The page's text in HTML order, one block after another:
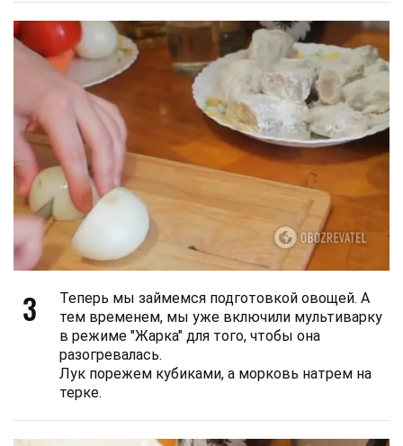
3
Теперь мы займемся подготовкой овощей. А
тем временем, мы уже включили мультиварку
в режиме "Жарка" для того, чтобы она
разогревалась.
Лук порежем кубиками, а морковь натрем на
терке.